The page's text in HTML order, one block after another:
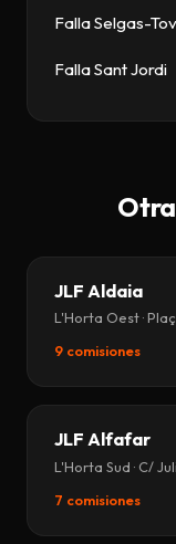
Falla Selgas-
Falla Sant Jordi
JLF Aldaia
L'Horta Oest ·
9 comisiones
JLF Alfafar
L'Horta Sud · C/
7 comisiones